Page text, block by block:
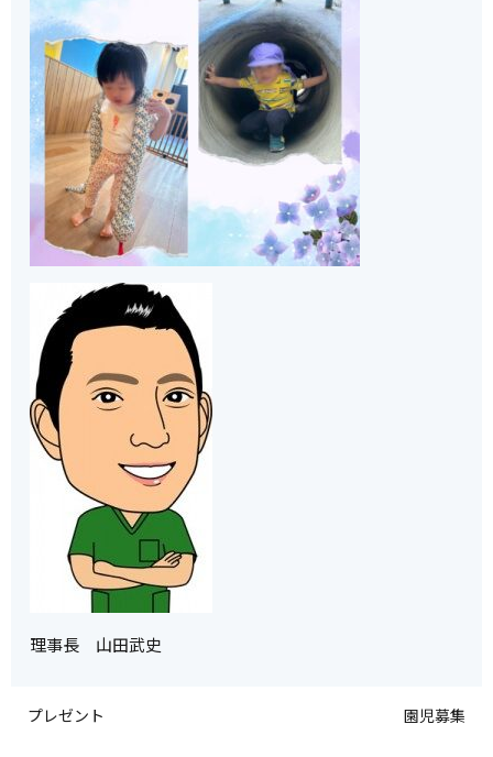
理事長 山田武史
プレゼント 園児募集